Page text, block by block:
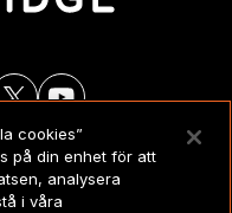
cookies”
på din enhet för att
analysera
i våra